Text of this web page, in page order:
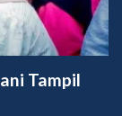
Tampil